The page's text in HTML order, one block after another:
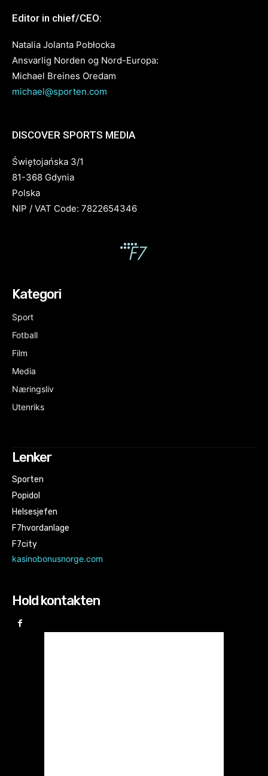
Editor in chief/CEO:
Natalia Jolanta Pobłocka
Ansvarlig Norden og Nord-Europa:
Michael Breines Oredam
michael@sporten.com
DISCOVER SPORTS MEDIA
Świętojańska 3/1
81-368 Gdynia
Polska
NIP / VAT Code: 7822654346
Kategori
Sport
Fotball
Film
Media
Næringsliv
Utenriks
Lenker
Sporten
Popidol
Helsesjefen
F7hvordanlage
F7city
kasinobonusnorge.com
Hold kontakten